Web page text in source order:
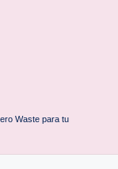
Waste para tu